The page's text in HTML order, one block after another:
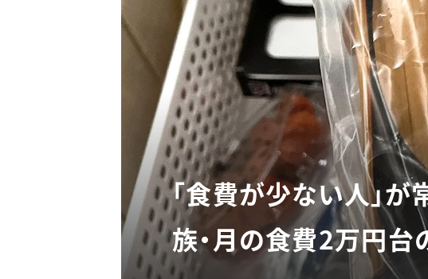
「食費が少ない人」が
族・月の食費2万円台